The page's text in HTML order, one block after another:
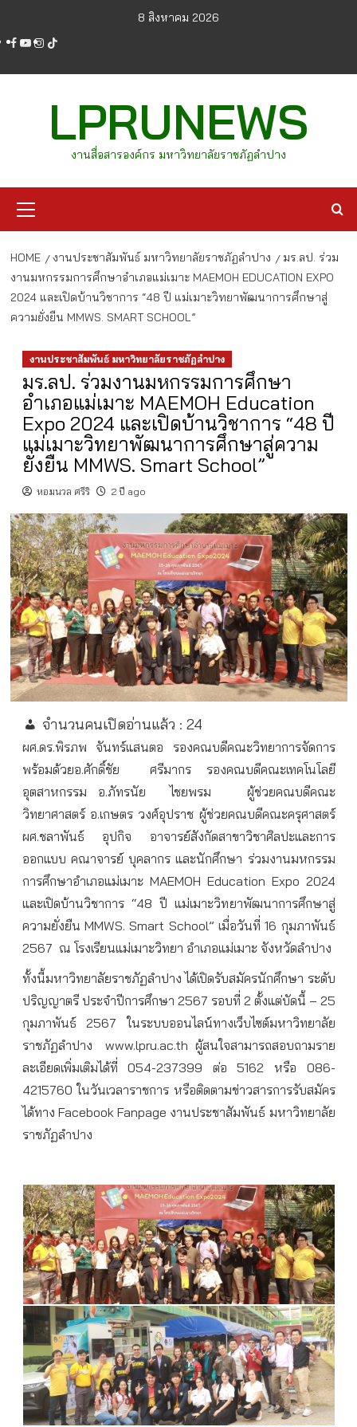
content
8 สิงหาคม 2026
facebook
youtube
instagram
tiktok
LPRUNEWS
งานสื่อสารองค์กร มหาวิทยาลัยราชภัฏลำปาง
Menu
HOME งานประชาสัมพันธ์ มหาวิทยาลัยราชภัฏลำปาง
มร.ลป. ร่วม
งานมหกรรมการศึกษาอำเภอแม่เมาะ MAEMOH EDUCATION EXPO
2024 และเปิดบ้านวิชาการ “48 ปี แม่เมาะวิทยาพัฒนาการศึกษาสู่
ความยั่งยืน MMWS. SMART SCHOOL”
งานประชาสัมพันธ์ มหาวิทยาลัยราชภัฏลำปาง
มร.ลป. ร่วมงานมหกรรมการศึกษา
อำเภอแม่เมาะ MAEMOH Education
Expo 2024 และเปิดบ้านวิชาการ “48 ปี
แม่เมาะวิทยาพัฒนาการศึกษาสู่ความ
ยั่งยืน MMWS. Smart School”
หอมนวล ศรีริ 2 ปี ago
จำนวนคนเปิดอ่านแล้ว : 24
ผศ.ดร.พิรภพ จันทร์แสนตอ รองคณบดีคณะวิทยาการจัดการ
พร้อมด้วยอ.ศักดิ์ชัย
ศรีมากร รองคณบดีคณะเทคโนโลยี
อุตสาหกรรม อ.ภัทรนัย
ไชยพรม
ผู้ช่วยคณบดีคณะ
วิทยาศาสตร์ อ.เกษตร วงศ์อุปราช ผู้ช่วยคณบดีคณะครุศาสตร์
ผศ.ชลาพันธ์ อุปกิจ อาจารย์สังกัดสาขาวิชาศิลปะและการ
ออกแบบ คณาจารย์ บุคลากร และนักศึกษา ร่วมงานมหกรรม
การศึกษาอำเภอแม่เมาะ MAEMOH Education Expo 2024
และเปิดบ้านวิชาการ “48 ปี แม่เมาะวิทยาพัฒนาการศึกษาสู่
ความยั่งยืน MMWS. Smart School” เมื่อวันที่ 16 กุมภาพันธ์
2567 ณ โรงเรียนแม่เมาะวิทยา อำเภอแม่เมาะ จังหวัดลำปาง
ทั้งนี้มหาวิทยาลัยราชภัฏลำปาง ได้เปิดรับสมัครนักศึกษา ระดับ
ปริญญาตรี ประจำปีการศึกษา 2567 รอบที่ 2 ตั้งแต่บัดนี้ – 25
กุมภาพันธ์ 2567 ในระบบออนไลน์ทางเว็บไซต์มหาวิทยาลัย
ราชภัฏลำปาง
www.lpru.ac.th ผู้สนใจสามารถสอบถามราย
ละเอียดเพิ่มเติมได้ที่ 054-237399 ต่อ 5162 หรือ 086-
4215760 ในวันเวลาราชการ หรือติดตามข่าวสารการรับสมัคร
ได้ทาง Facebook Fanpage งานประชาสัมพันธ์ มหาวิทยาลัย
ราชภัฏลำปาง